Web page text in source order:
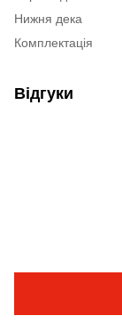
Нижня дека
Комплектація
Відгуки